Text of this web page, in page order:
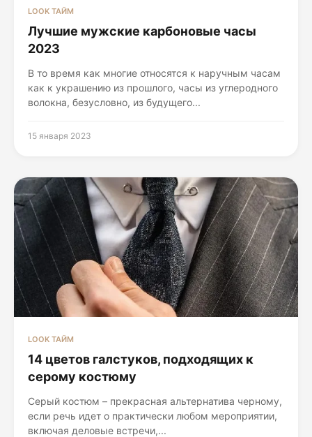
LOOK ТАЙМ
Лучшие мужские карбоновые часы
2023
В то время как многие относятся к наручным часам
как к украшению из прошлого, часы из углеродного
волокна, безусловно, из будущего...
15 января 2023
LOOK ТАЙМ
14 цветов галстуков, подходящих к
серому костюму
Серый костюм – прекрасная альтернатива черному,
если речь идет о практически любом мероприятии,
включая деловые встречи,...